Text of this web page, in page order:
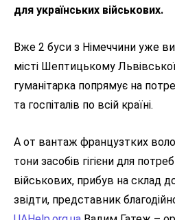
для українських військових.
Вже 2 буси з Німеччини уже
місті Шептицькому
гуманітарка попрямує на
та госпіталів по всій країні.
А от вантаж французтких
тони засобів гігієни для
військових, прибув на склад
звідти, представник